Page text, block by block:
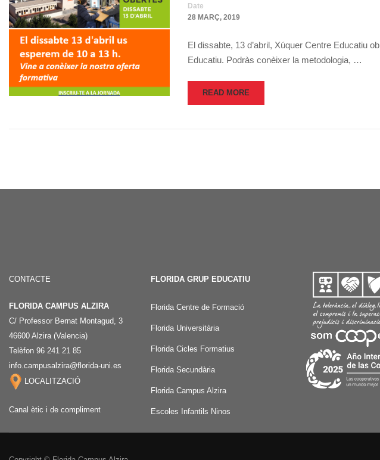
Date
28 MARÇ, 2019
El dissabte, 13 d’abril, Xúquer Centre Educatiu
Educatiu. Podràs conèixer la metodologia, …
READ MORE
CONTACTE
FLORIDA CAMPUS ALZIRA
C/ Professor Bernat Montagud, 3
46600 Alzira (Valencia)
Telèfon 96 241 21 85
info.campusalzira@florida-uni.es
LOCALITZACIÓ
Canal ètic i de compliment
FLORIDA GRUP EDUCATIU
Florida Centre de Formació
Florida Universitària
Florida Cicles Formatius
Florida Secundària
Florida Campus Alzira
Escoles Infantils Ninos